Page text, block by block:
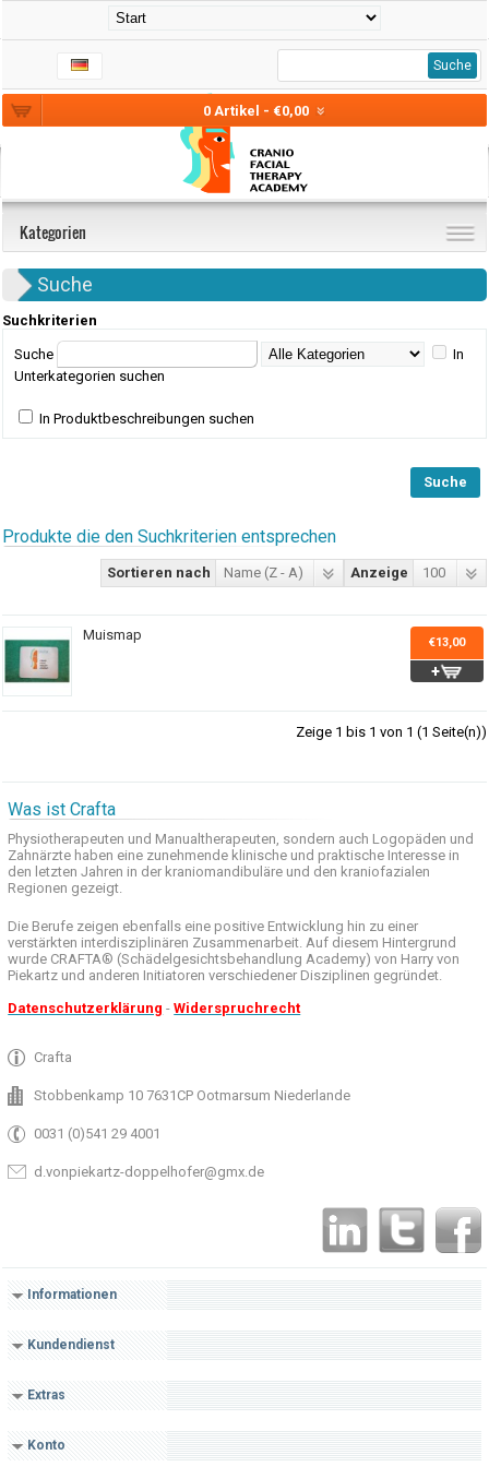
0 Artikel - €0,00
Suche
Kategorien
Suche
Suchkriterien
Suche
In
Unterkategorien suchen
In Produktbeschreibungen suchen
Produkte die den Suchkriterien entsprechen
Anzeige 100
Sortieren nach Name (Z - A)
Muismap €13,00
Zeige 1 bis 1 von 1 (1 Seite(n))
Was ist Crafta
Physiotherapeuten und Manualtherapeuten, sondern auch Logopäden und
Zahnärzte haben eine zunehmende klinische und praktische Interesse in
den letzten Jahren in der kraniomandibuläre und den kraniofazialen
Regionen gezeigt.
Die Berufe zeigen ebenfalls eine positive Entwicklung hin zu einer
verstärkten interdisziplinären Zusammenarbeit. Auf diesem Hintergrund
wurde CRAFTA® (Schädelgesichtsbehandlung Academy) von Harry von
Piekartz und anderen Initiatoren verschiedener Disziplinen gegründet.
Datenschutzerklärung -Widerspruchrecht
Crafta
Stobbenkamp 10 7631CP Ootmarsum Niederlande
0031 (0)541 29 4001
d.vonpiekartz-doppelhofer@gmx.de
Informationen
Kundendienst
Extras
Konto